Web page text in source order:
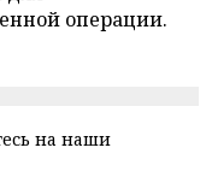
операции.
на наши